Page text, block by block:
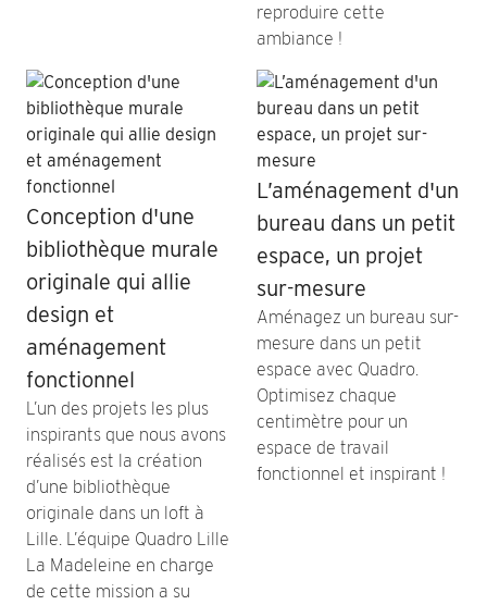
reproduire cette
ambiance !
Conception d'une
bibliothèque murale
originale qui allie
design et
aménagement
fonctionnel
L’un des projets les plus
inspirants que nous avons
réalisés est la création
d’une bibliothèque
originale dans un loft à
Lille. L’équipe Quadro Lille
La Madeleine en charge
de cette mission a su
L’aménagement d'un
bureau dans un petit
espace, un projet
sur-mesure
Aménagez un bureau sur-
mesure dans un petit
espace avec Quadro.
Optimisez chaque
centimètre pour un
espace de travail
fonctionnel et inspirant !